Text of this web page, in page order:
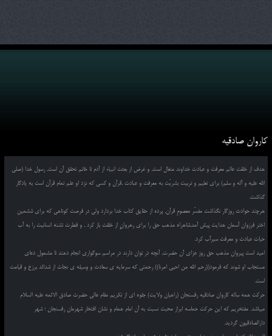
کاروان صادقیه
هدف از خلقت عالم معرفت و عبادت خداوند متعال است, و غرض از بعثت انبیاء از آدم تا خاتم تحقق آن است, رسول خدا (صلی
الله علیه و آله و سلم) برای تعلیم و تربیت بشریّت به معرفت و عبادت ,قرآن و کسی که نزد او علم تمام قرآن است به یادگار
گذاشت.
هرچند حوادث روزگار نگذاشت مفسّر معصومِ قرآن, پرده از حقایق کتاب خدا بردارد ولی در فرصت کوتاهی که برای ششمین
اختر فرزوان آسمان هدایت پیش آمد,شاهراه مذهب حق را برای رهروانِ از خلقت باز کرد , و فطرت تشنه انسانیت را به آب
حیات عبادت و معرفت سیرآب کرد.
امید است پیروان مذهب حق روز عزای آن حضرت, آنچه در توان دارند در مراسم سوگواری انجام دهند تا مشمول دعای
مستجاب او شوند که فرمود((رحم الله من احیی امرنا)) رحمتی که سرمایه ی سعادت و وسیله ی نجات از شدائد برزخ و قیامت
است.
حرکت همه ساله کاروان صادقیه رفسنجان (راهیان ولایت) جلوه ای از تکریم مقام عالی حضرت صادق الائمه علیه السلام
میباشد. مفتخریم که این حرکت حماسه ابراز محبت نسبت به آن امام همام و نشان افتخار شهرمان رفسنجان ؛ شهر
دارالصادقیون گردید.